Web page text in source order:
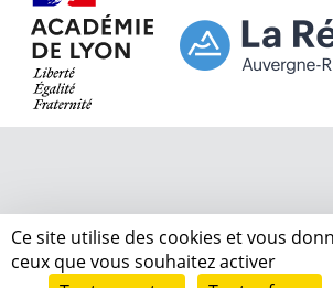
Ce site utilise des cookies et vous
ceux que vous souhaitez activer